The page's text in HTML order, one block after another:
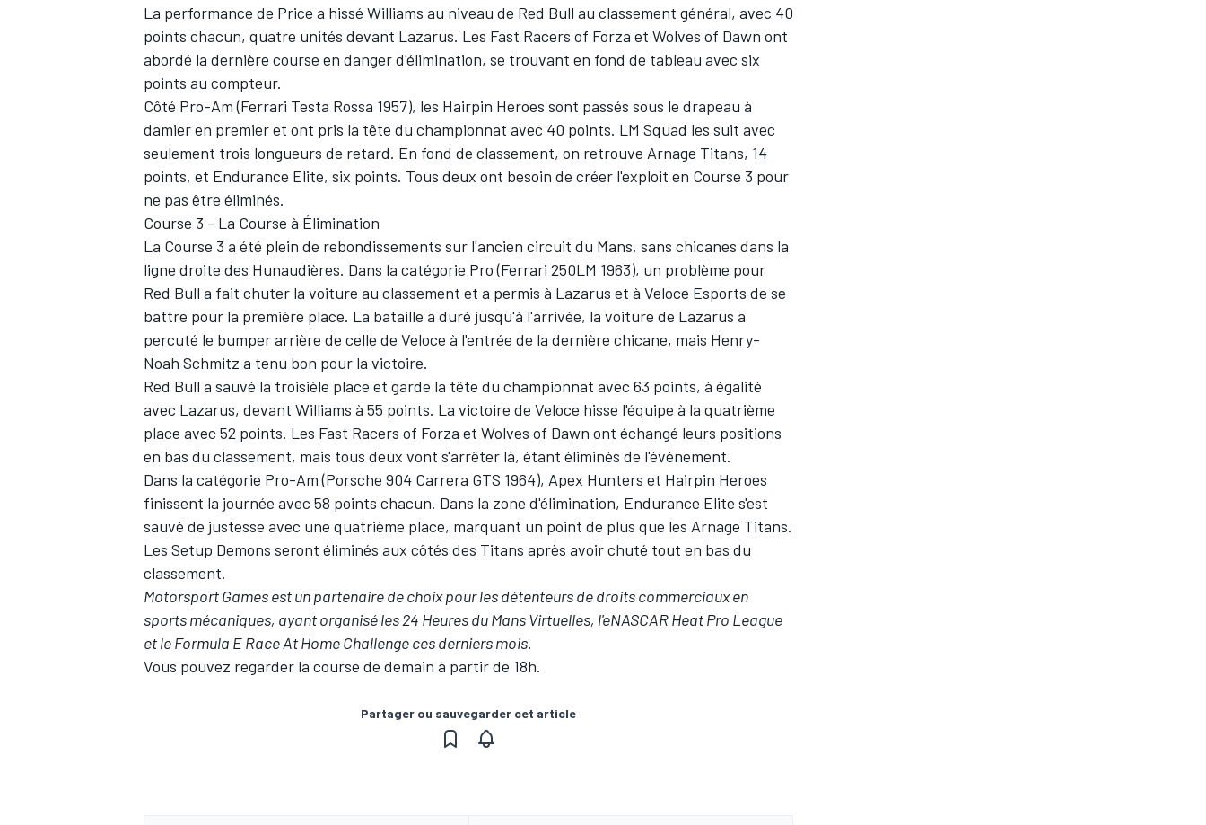
La performance de Price a hissé Williams au niveau de Red Bull au classement général, avec 40
points chacun, quatre unités devant Lazarus. Les Fast Racers of Forza et Wolves of Dawn ont
abordé la dernière course en danger d'élimination, se trouvant en fond de tableau avec six
points au compteur.
Côté Pro-Am (Ferrari Testa Rossa 1957), les Hairpin Heroes sont passés sous le drapeau à
damier en premier et ont pris la tête du championnat avec 40 points. LM Squad les suit avec
seulement trois longueurs de retard. En fond de classement, on retrouve Arnage Titans, 14
points, et Endurance Elite, six points. Tous deux ont besoin de créer l'exploit en Course 3 pour
ne pas être éliminés.
Course 3 - La Course à Élimination
La Course 3 a été plein de rebondissements sur l'ancien circuit du Mans, sans chicanes dans la
ligne droite des Hunaudières. Dans la catégorie Pro (Ferrari 250LM 1963), un problème pour
Red Bull a fait chuter la voiture au classement et a permis à Lazarus et à Veloce Esports de se
battre pour la première place. La bataille a duré jusqu'à l'arrivée, la voiture de Lazarus a
percuté le bumper arrière de celle de Veloce à l'entrée de la dernière chicane, mais Henry-
Noah Schmitz a tenu bon pour la victoire.
Red Bull a sauvé la troisièle place et garde la tête du championnat avec 63 points, à égalité
avec Lazarus, devant Williams à 55 points. La victoire de Veloce hisse l'équipe à la quatrième
place avec 52 points. Les Fast Racers of Forza et Wolves of Dawn ont échangé leurs positions
en bas du classement, mais tous deux vont s'arrêter là, étant éliminés de l'événement.
Dans la catégorie Pro-Am (Porsche 904 Carrera GTS 1964), Apex Hunters et Hairpin Heroes
finissent la journée avec 58 points chacun. Dans la zone d'élimination, Endurance Elite s'est
sauvé de justesse avec une quatrième place, marquant un point de plus que les Arnage Titans.
Les Setup Demons seront éliminés aux côtés des Titans après avoir chuté tout en bas du
classement.
Motorsport Gamesest un partenaire de choix pour les détenteurs de droits commerciaux en
sports mécaniques, ayant organisé les 24 Heures du Mans Virtuelles, l'eNASCAR Heat Pro League
et le Formula E Race At Home Challenge ces derniers mois.
Vous pouvez regarder la course de demain à partir de 18h.
Partager ou sauvegarder cet article